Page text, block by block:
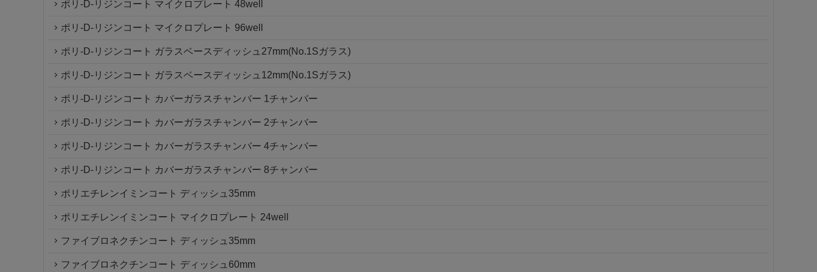
ポリ-D-リジンコート マイクロプレート 48well
ポリ-D-リジンコート マイクロプレート 96well
ポリ-D-リジンコート ガラスベースディッシュ27mm(No.1Sガラス)
ポリ-D-リジンコート ガラスベースディッシュ12mm(No.1Sガラス)
ポリ-D-リジンコート カバーガラスチャンバー 1チャンバー
ポリ-D-リジンコート カバーガラスチャンバー 2チャンバー
ポリ-D-リジンコート カバーガラスチャンバー 4チャンバー
ポリ-D-リジンコート カバーガラスチャンバー 8チャンバー
ポリエチレンイミンコート ディッシュ35mm
ポリエチレンイミンコート マイクロプレート 24well
ファイブロネクチンコート ディッシュ35mm
ファイブロネクチンコート ディッシュ60mm